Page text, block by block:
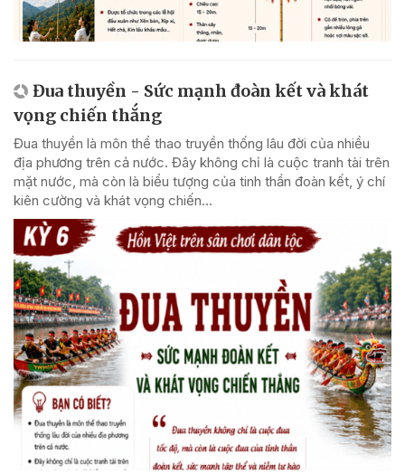
Đua thuyền - Sức mạnh đoàn kết và khát
vọng chiến thắng
Đua thuyền là môn thể thao truyền thống lâu đời của nhiều
địa phương trên cả nước. Đây không chỉ là cuộc tranh tài trên
mặt nước, mà còn là biểu tượng của tinh thần đoàn kết, ý chí
kiên cường và khát vọng chiến...